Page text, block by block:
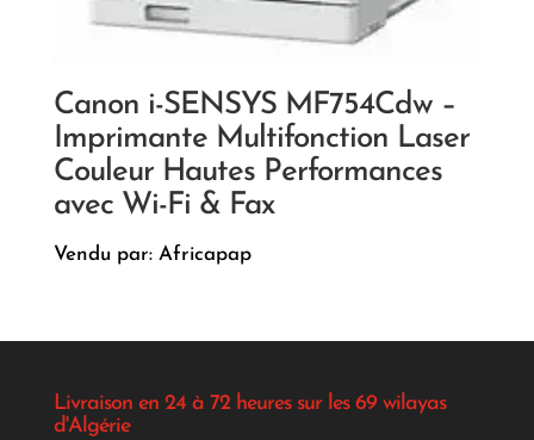
Canon i-SENSYS MF754Cdw –
Imprimante Multifonction Laser
Couleur Hautes Performances
avec Wi-Fi & Fax
Vendu par: Africapap
Livraison en 24 à 72 heures sur les 69 wilayas
d'Algérie